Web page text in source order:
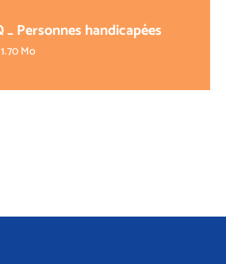
_ Personnes handicapées
Mo